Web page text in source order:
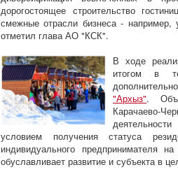
дорогостоящее строительство
смежные отрасли бизнеса - например,
отметил глава АО "КСК".
В ходе
итогом в
"Архыз".
Карачаево-
условием получения статуса
индивидуального предпринимателя
обуславливает развитие и субъекта в